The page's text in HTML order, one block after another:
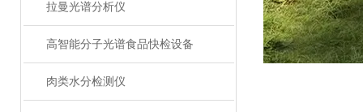
拉曼光谱分析仪
高智能分子光谱食品快检设备
肉类水分检测仪